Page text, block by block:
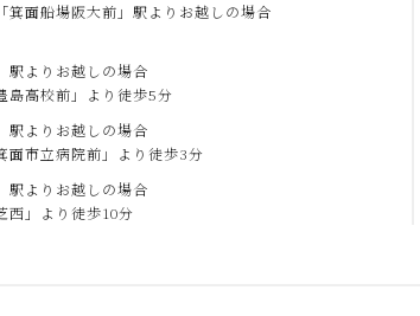
箕面船場阪大前」駅よりお越しの場合
駅よりお越しの場合
島高校前」より徒歩5分
駅よりお越しの場合
面市立病院前」より徒歩3分
駅よりお越しの場合
西」より徒歩10分